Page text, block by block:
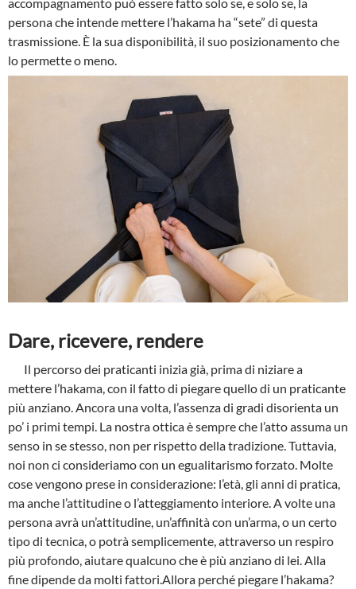
persona che intende mettere l’hakama ha “sete” di questa
trasmissione. È la sua disponibilità, il suo posizionamento che
lo permette o meno.
Dare, ricevere, rendere
Il percorso dei praticanti inizia già, prima di niziare a
mettere l’hakama, con il fatto di piegare quello di un praticante
più anziano. Ancora una volta, l’assenza di gradi disorienta un
po’ i primi tempi. La nostra ottica è sempre che l’atto assuma un
senso in se stesso, non per rispetto della tradizione. Tuttavia,
noi non ci consideriamo con un egualitarismo forzato. Molte
cose vengono prese in considerazione: l’età, gli anni di pratica,
ma anche l’attitudine o l’atteggiamento interiore. A volte una
persona avrà un’attitudine, un’affinità con un’arma, o un certo
tipo di tecnica, o potrà semplicemente, attraverso un respiro
più profondo, aiutare qualcuno che è più anziano di lei. Alla
fine dipende da molti fattori.Allora perché piegare l’hakama?